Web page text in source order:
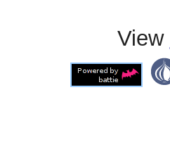
View